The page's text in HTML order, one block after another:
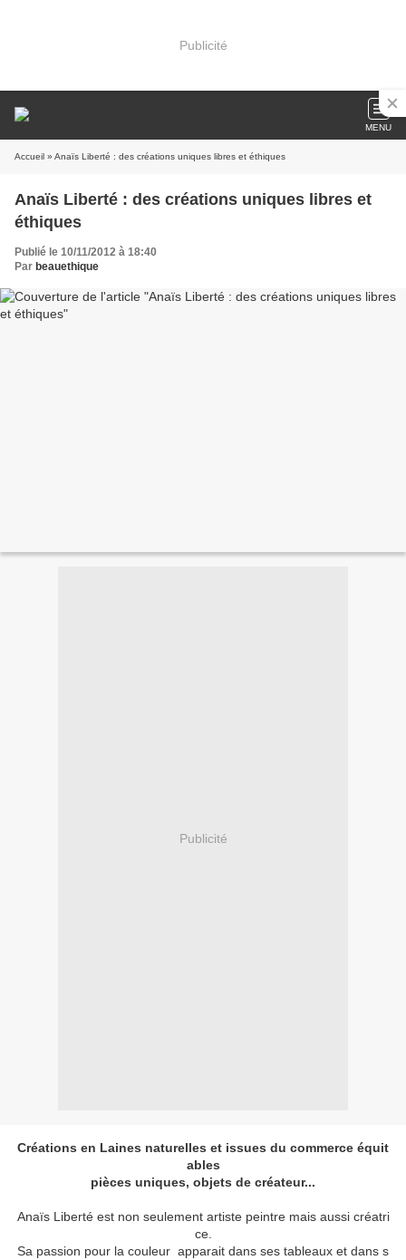
Publicité
MENU
Accueil » Anaïs Liberté : des créations uniques libres et éthiques
Anaïs Liberté : des créations uniques libres et
éthiques
Publié le 10/11/2012 à 18:40
Par beauethique
Publicité
Créations en Laines naturelles et issues du commerce équit
ables
pièces uniques, objets de créateur...
Anaïs Liberté est non seulement artiste peintre mais aussi créatri
ce.
Sa passion pour la couleur apparait dans ses tableaux et dans s